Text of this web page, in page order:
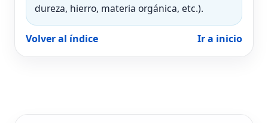
dureza, hierro, materia orgánica, etc.).
Volver al índice Ir a inicio